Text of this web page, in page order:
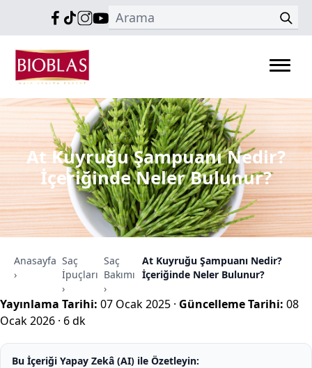
At Kuyruğu Şampuanı Nedir?
İçeriğinde Neler Bulunur?
Anasayfa
›
Saç
İpuçları
›
Saç
Bakımı
›
At Kuyruğu Şampuanı Nedir?
İçeriğinde Neler Bulunur?
Yayınlama Tarihi: 07 Ocak 2025 · Güncelleme Tarihi: 08
Ocak 2026 · 6 dk
Bu İçeriği Yapay Zekâ (AI) ile Özetleyin: